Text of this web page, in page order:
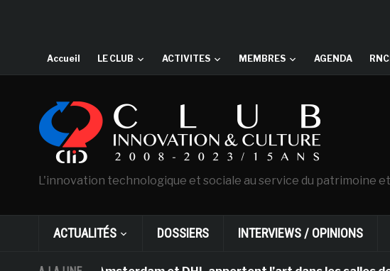
Accueil LE CLUB ACTIVITES MEMBRES AGENDA RNCI
L'innovation technologique et sociale au service du patrimoine
ACTUALITÉS DOSSIERS INTERVIEWS / OPINIONS